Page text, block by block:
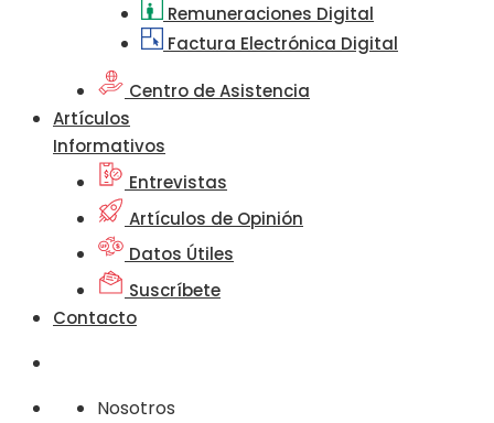
Remuneraciones Digital
Factura Electrónica Digital
Centro de Asistencia
Artículos
Informativos
Entrevistas
Artículos de Opinión
Datos Útiles
Suscríbete
Contacto
Nosotros